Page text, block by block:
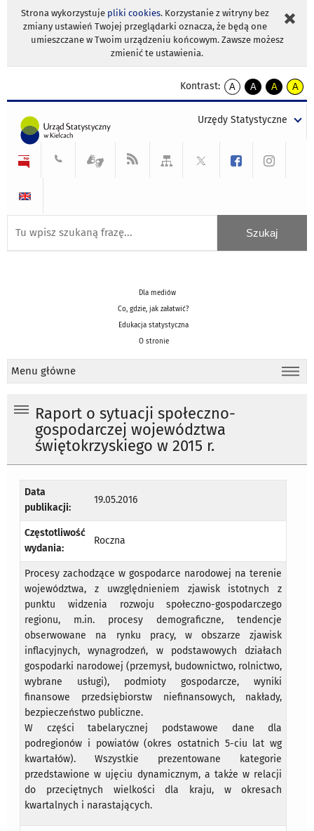
Strona wykorzystuje pliki cookies. Korzystanie z witryny bez
zmiany ustawień Twojej przeglądarki oznacza, że będą one
umieszczane w Twoim urządzeniu końcowym. Zawsze możesz
zmienić te ustawienia.
Kontrast:
A
kontrast
A
kontrast
tekst
czarnym
A
kontrast
tekst
czarnym
A
tekst
żółtym
Urzędy Statystyczne
Dla mediów
Co, gdzie, jak załatwić?
Edukacja statystyczna
O stronie
Menu główne
Raport o sytuacji społeczno-
gospodarczej województwa
świętokrzyskiego w 2015 r.
Data
publikacji:
19.05.2016
Częstotliwość
wydania:
Roczna
Procesy zachodzące w gospodarce narodowej na terenie
województwa, z uwzględnieniem zjawisk istotnych z
punktu widzenia rozwoju społeczno-gospodarczego
regionu, m.in. procesy demograficzne, tendencje
obserwowane na rynku pracy, w obszarze zjawisk
inflacyjnych, wynagrodzeń, w podstawowych działach
gospodarki narodowej (przemysł, budownictwo, rolnictwo,
wybrane usługi), podmioty gospodarcze, wyniki
finansowe przedsiębiorstw niefinansowych, nakłady,
bezpieczeństwo publiczne.
W części tabelarycznej podstawowe dane dla
podregionów i powiatów (okres ostatnich 5-ciu lat wg
kwartałów). Wszystkie prezentowane kategorie
przedstawione w ujęciu dynamicznym, a także w relacji
do przeciętnych wielkości dla kraju, w okresach
kwartalnych i narastających.